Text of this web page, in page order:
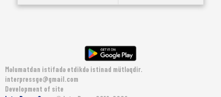
Məlumatdan istifadə etdikdə istinad mütləqdir.
interpressge@gmail.com
Development of site